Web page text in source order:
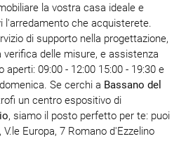
la vostra casa ideale e
l'arredamento che acquisterete.
di supporto nella progettazione,
verifica delle misure, e assistenza
09:00 - 12:00 15:00 - 19:30 e
Se cerchi a Bassano del
un centro espositivo di
, siamo il posto perfetto per te: puoi
Europa, 7 Romano d'Ezzelino